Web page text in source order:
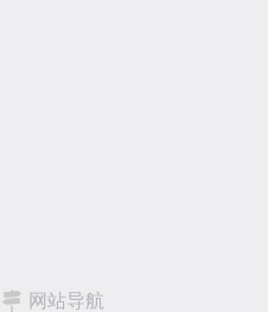
网站导航